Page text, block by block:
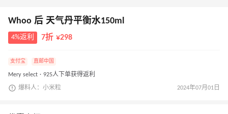
Whoo 后 天气丹平衡水150ml
4%返利 7折 ¥298
支付宝 直邮中国
Mery select · 925人下单获得返利
爆料人：小米粒 2024年07月01日